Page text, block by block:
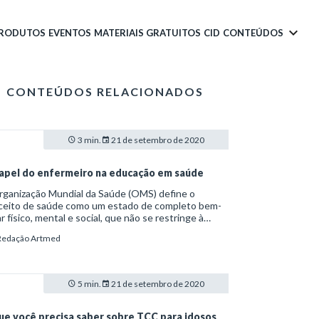
EVENTOS MATERIAIS GRATUITOS CID CONTEÚDOS
CONTEÚDOS RELACIONADOS
3 min. 21 de setembro de 2020
do enfermeiro na educação em saúde
Mundial da Saúde (OMS) define o
de saúde como um estado de completo bem-
físico, mental e social, que não se restringe à
como os processos formativos que se
da Educação Nacional (L9.394/96). Uma das
do enfermeiro, conforme o Conselho Federal
duas atribuições. O profissional de enfermagem é
Artmed
5 min. 21 de setembro de 2020
você precisa saber sobre TCC para idosos